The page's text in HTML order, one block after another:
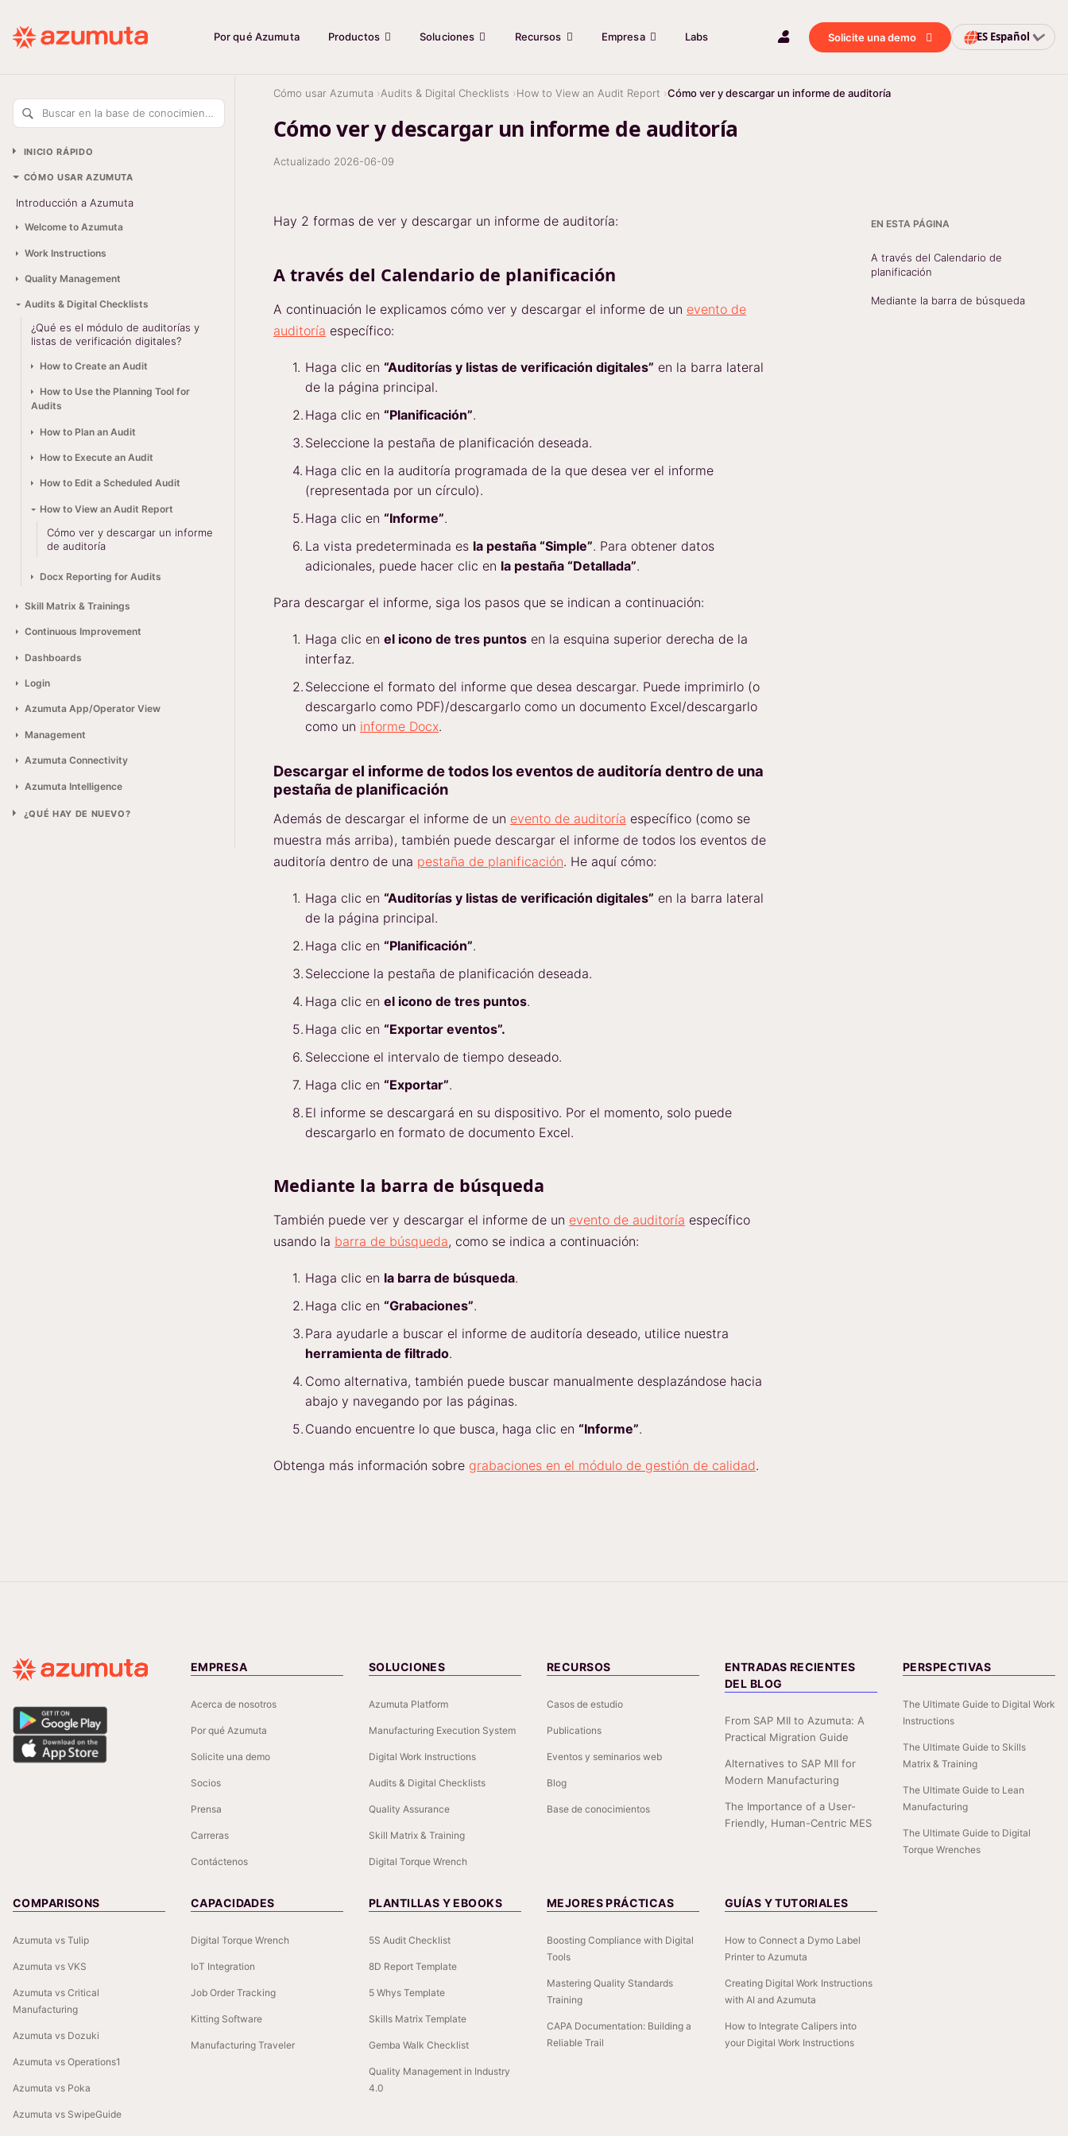
Por qué Azumuta Productos Soluciones Recursos Empresa Labs Solicite una demo ES Español
INICIO RÁPIDO
CÓMO USAR AZUMUTA
Introducción a Azumuta
Welcome to Azumuta
Work Instructions
Quality Management
Audits & Digital Checklists
¿Qué es el módulo de auditorías y
listas de verificación digitales?
How to Create an Audit
How to Use the Planning Tool for
Audits
How to Plan an Audit
How to Execute an Audit
How to Edit a Scheduled Audit
How to View an Audit Report
Cómo ver y descargar un informe
de auditoría
Docx Reporting for Audits
Skill Matrix & Trainings
Continuous Improvement
Dashboards
Login
Azumuta App/Operator View
Management
Azumuta Connectivity
Azumuta Intelligence
¿QUÉ HAY DE NUEVO?
Cómo usar Azumuta Audits & Digital Checklists How to View an Audit Report Cómo ver y descargar un informe de auditoría
Cómo ver y descargar un informe de auditoría
Actualizado 2026-06-09
Hay 2 formas de ver y descargar un informe de auditoría:
A través del Calendario de planificación
A continuación le explicamos cómo ver y descargar el informe de un evento de
auditoría específico:
Haga clic en “Auditorías y listas de verificación digitales” en la barra lateral
de la página principal.
Haga clic en “Planificación”.
Seleccione la pestaña de planificación deseada.
Haga clic en la auditoría programada de la que desea ver el informe
(representada por un círculo).
Haga clic en “Informe”.
La vista predeterminada es la pestaña “Simple”. Para obtener datos
adicionales, puede hacer clic en la pestaña “Detallada”.
Para descargar el informe, siga los pasos que se indican a continuación:
Haga clic en el icono de tres puntos en la esquina superior derecha de la
interfaz.
Seleccione el formato del informe que desea descargar. Puede imprimirlo (o
descargarlo como PDF)/descargarlo como un documento Excel/descargarlo
como un informe Docx.
Descargar el informe de todos los eventos de auditoría dentro de una
pestaña de planificación
Además de descargar el informe de un evento de auditoría específico (como se
muestra más arriba), también puede descargar el informe de todos los eventos de
auditoría dentro de una pestaña de planificación. He aquí cómo:
Haga clic en “Auditorías y listas de verificación digitales” en la barra lateral
de la página principal.
Haga clic en “Planificación”.
Seleccione la pestaña de planificación deseada.
Haga clic en el icono de tres puntos.
Haga clic en “Exportar eventos”.
Seleccione el intervalo de tiempo deseado.
Haga clic en “Exportar”.
El informe se descargará en su dispositivo. Por el momento, solo puede
descargarlo en formato de documento Excel.
Mediante la barra de búsqueda
También puede ver y descargar el informe de un evento de auditoría específico
usando la barra de búsqueda, como se indica a continuación:
Haga clic en la barra de búsqueda.
Haga clic en “Grabaciones”.
Para ayudarle a buscar el informe de auditoría deseado, utilice nuestra
herramienta de filtrado.
Como alternativa, también puede buscar manualmente desplazándose hacia
abajo y navegando por las páginas.
Cuando encuentre lo que busca, haga clic en “Informe”.
Obtenga más información sobre grabaciones en el módulo de gestión de calidad.
EN ESTA PÁGINA
A través del Calendario de
planificación
Mediante la barra de búsqueda
EMPRESA
Acerca de nosotros
Por qué Azumuta
Solicite una demo
Socios
Prensa
Carreras
Contáctenos
SOLUCIONES
Azumuta Platform
Manufacturing Execution System
Digital Work Instructions
Audits & Digital Checklists
Quality Assurance
Skill Matrix & Training
Digital Torque Wrench
RECURSOS
Casos de estudio
Publications
Eventos y seminarios web
Blog
Base de conocimientos
ENTRADAS RECIENTES
DEL BLOG
From SAP MII to Azumuta: A
Practical Migration Guide
Alternatives to SAP MII for
Modern Manufacturing
The Importance of a User-
Friendly, Human-Centric MES
PERSPECTIVAS
The Ultimate Guide to Digital Work
Instructions
The Ultimate Guide to Skills
Matrix & Training
The Ultimate Guide to Lean
Manufacturing
The Ultimate Guide to Digital
Torque Wrenches
COMPARISONS
Azumuta vs Tulip
Azumuta vs VKS
Azumuta vs Critical
Manufacturing
Azumuta vs Dozuki
Azumuta vs Operations1
Azumuta vs Poka
Azumuta vs SwipeGuide
CAPACIDADES
Digital Torque Wrench
IoT Integration
Job Order Tracking
Kitting Software
Manufacturing Traveler
PLANTILLAS Y EBOOKS
5S Audit Checklist
8D Report Template
5 Whys Template
Skills Matrix Template
Gemba Walk Checklist
Quality Management in Industry
4.0
MEJORES PRÁCTICAS
Boosting Compliance with Digital
Tools
Mastering Quality Standards
Training
CAPA Documentation: Building a
Reliable Trail
GUÍAS Y TUTORIALES
How to Connect a Dymo Label
Printer to Azumuta
Creating Digital Work Instructions
with AI and Azumuta
How to Integrate Calipers into
your Digital Work Instructions